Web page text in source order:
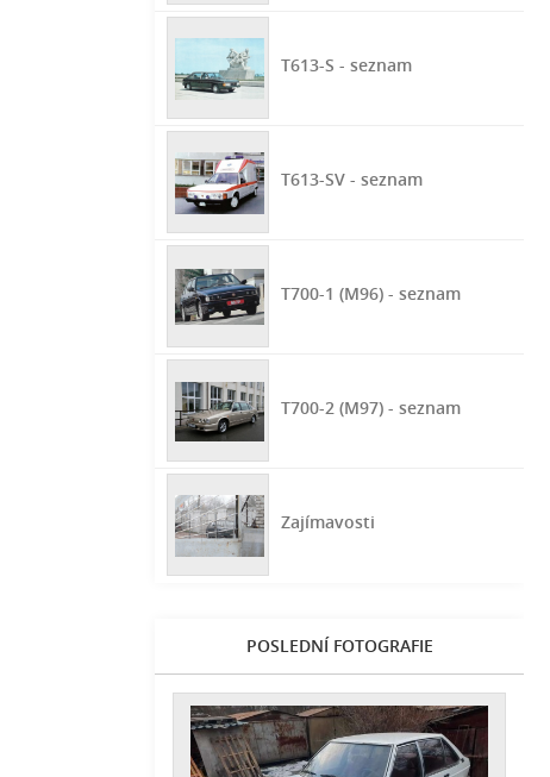
T613-S - seznam
T613-SV - seznam
T700-1 (M96) - seznam
T700-2 (M97) - seznam
Zajímavosti
POSLEDNÍ FOTOGRAFIE